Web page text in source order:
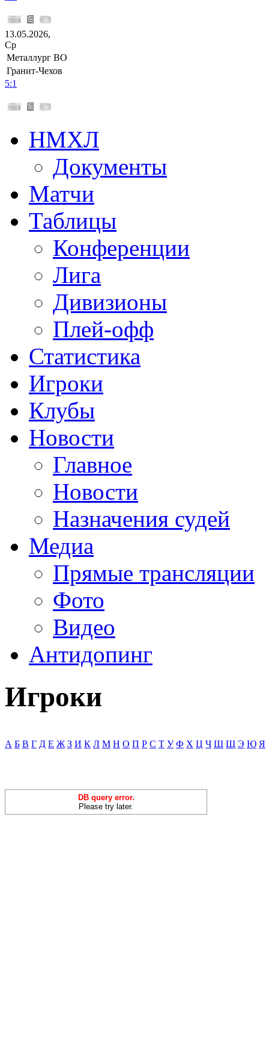
13.05.2026,
Ср
Металлург ВО
Гранит-Чехов
5:1
НМХЛ
Документы
Матчи
Таблицы
Конференции
Лига
Дивизионы
Плей-офф
Статистика
Игроки
Клубы
Новости
Главное
Новости
Назначения судей
Медиа
Прямые трансляции
Фото
Видео
Антидопинг
Игроки
А Б В Г Д Е Ж З И К Л М Н О П Р С Т У Ф Х Ц Ч Ш Щ Э Ю Я
DB query error.
Please try later.